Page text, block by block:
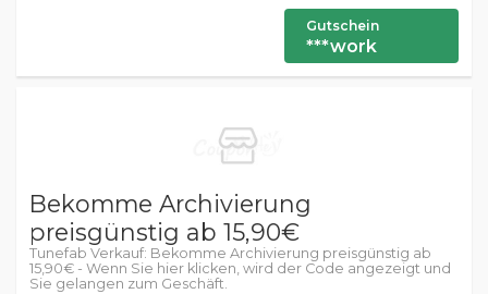
Gutschein
***work
Bekomme Archivierung
preisgünstig ab 15,90€
Tunefab Verkauf: Bekomme Archivierung preisgünstig ab
15,90€ - Wenn Sie hier klicken, wird der Code angezeigt und
Sie gelangen zum Geschäft.